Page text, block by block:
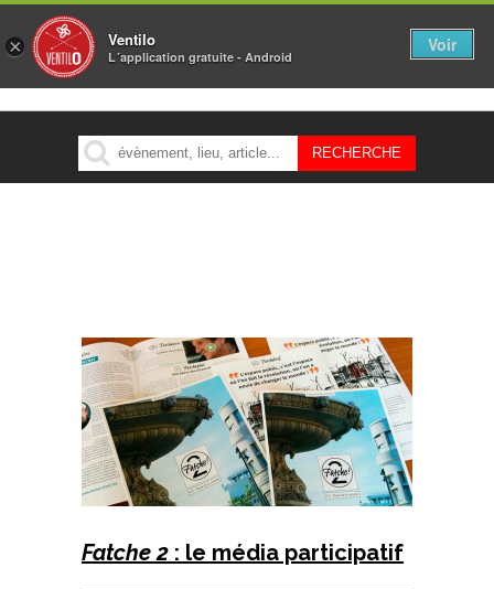
MENU
Fatche 2 : le média participatif
× Ventilo
L´application gratuite - Android
Voir